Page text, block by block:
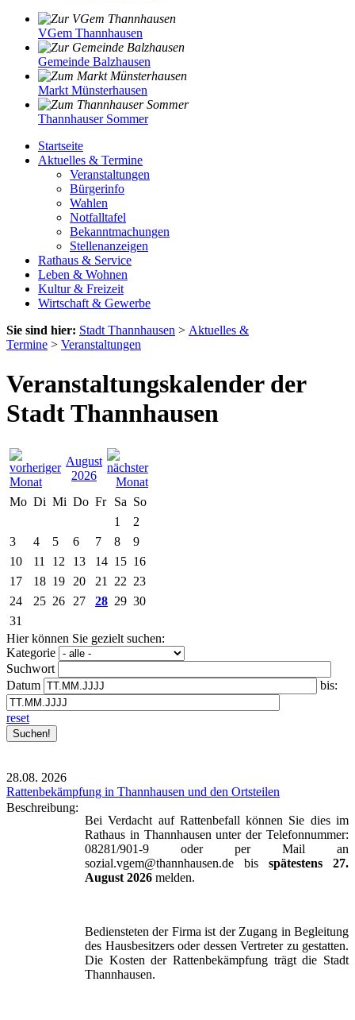
VGem Thannhausen
Gemeinde Balzhausen
Markt Münsterhausen
Thannhauser Sommer
Startseite
Aktuelles & Termine
Veranstaltungen
Bürgerinfo
Wahlen
Notfalltafel
Bekanntmachungen
Stellenanzeigen
Rathaus & Service
Leben & Wohnen
Kultur & Freizeit
Wirtschaft & Gewerbe
Sie sind hier: Stadt Thannhausen > Aktuelles &
Termine > Veranstaltungen
Veranstaltungskalender der
Stadt Thannhausen
August
2026
Mo Di Mi Do Fr Sa So
1
2
3
4 5 6 7 8
9
10
11 12 13 14 15 16
17
18 19 20 21 22 23
24
25 26 27 28 29 30
31
Hier können Sie gezielt suchen:
Kategorie
Suchwort
Datum
bis:
reset
28.08. 2026
Rattenbekämpfung in Thannhausen und den Ortsteilen
Beschreibung:
Bei Verdacht auf Rattenbefall können Sie dies im
Rathaus in Thannhausen unter der Telefonnummer:
08281/901-9 oder per Mail an
sozial.vgem@thannhausen.de bis spätestens 27.
August 2026 melden.
Bediensteten der Firma ist der Zugang in Begleitung
des Hausbesitzers oder dessen Vertreter zu gestatten.
Die Kosten der Rattenbekämpfung trägt die Stadt
Thannhausen.